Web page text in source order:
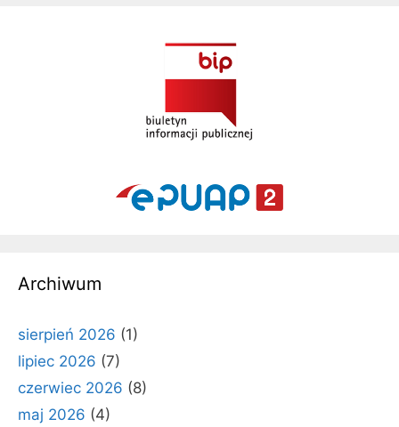
Archiwum
sierpień 2026 (1)
lipiec 2026 (7)
czerwiec 2026 (8)
maj 2026 (4)